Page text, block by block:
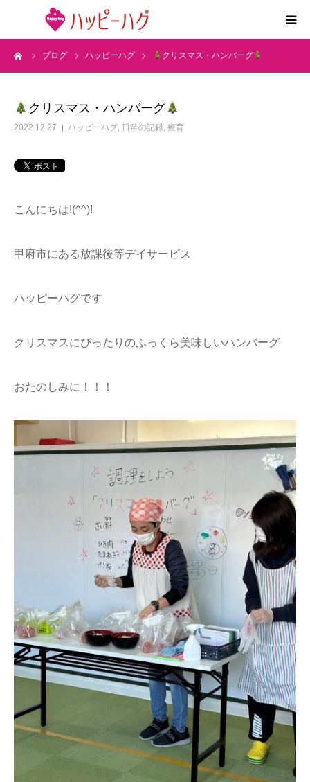
ブログ ハッピーハグ クリスマス・ハンバーグ
クリスマス・ハンバーグ
2022.12.27 ハッピーハグ, 日常の記録, 療育
こんにちは!(^^)!
甲府市にある放課後等デイサービス
ハッピーハグです
クリスマスにぴったりのふっくら美味しいハンバーグ
おたのしみに！！！
2つの特徴
求人情報
運営会社